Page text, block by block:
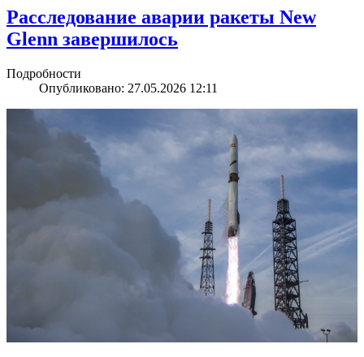
Расследование аварии ракеты New
Glenn завершилось
Подробности
Опубликовано: 27.05.2026 12:11